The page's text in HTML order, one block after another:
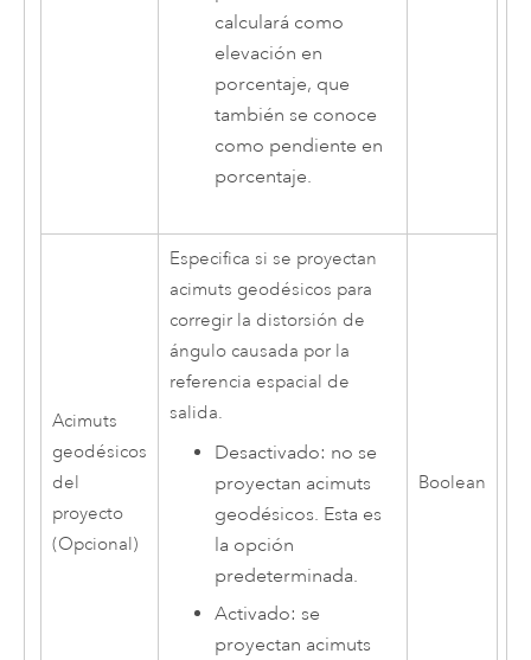
calculará como
elevación en
porcentaje, que
también se conoce
como pendiente en
porcentaje.
Acimuts
geodésicos
del
proyecto
(Opcional)
Especifica si se proyectan
acimuts geodésicos para
corregir la distorsión de
ángulo causada por la
referencia espacial de
salida.
Desactivado: no se
proyectan acimuts
geodésicos. Esta es
la opción
predeterminada.
Activado: se
proyectan acimuts
Boolean